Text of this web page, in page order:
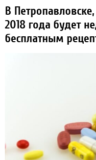
В
2018 года будет
бесплатным